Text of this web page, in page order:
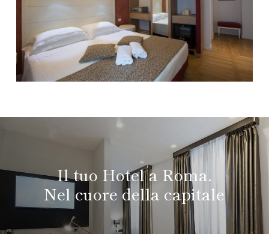
Il tuo Hotel a Roma.
Nel cuore della capitale